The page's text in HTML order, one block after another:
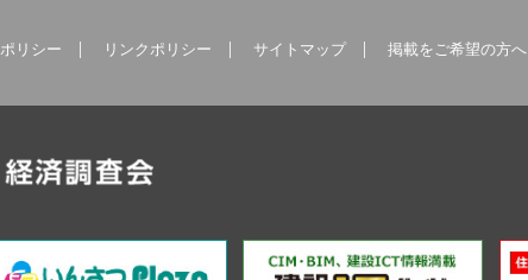
リシー リンクポリシー サイトマップ 掲載をご希望の方へ